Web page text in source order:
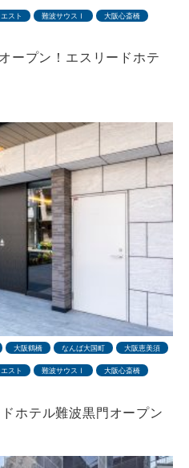
スト 難波サウスⅠ 大阪心斎橋
ープン！エスリードホテ
大阪鶴橋 なんば大国町 大阪恵美須
スト 難波サウスⅠ 大阪心斎橋
ホテル難波黒門オープン